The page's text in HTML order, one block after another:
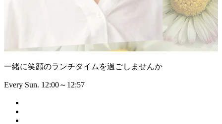
一緒に笑顔のランチタイムを過ごしませんか
Every Sun. 12:00～12:57